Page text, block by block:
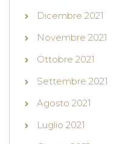
Dicembre 2021
Novembre 2021
Ottobre 2021
Settembre 2021
Agosto 2021
Luglio 2021